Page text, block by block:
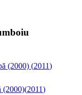
(2000) (2011)
(2000)(2011)